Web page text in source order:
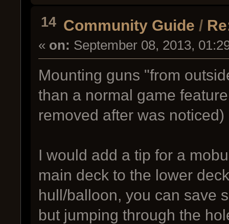
14 Community Guide /
« on: September 08, 2013,
Mounting guns "from
than a normal game
removed after was noticed)
I would add a tip for a
main deck to the lower
hull/balloon, you can save
but jumping through the